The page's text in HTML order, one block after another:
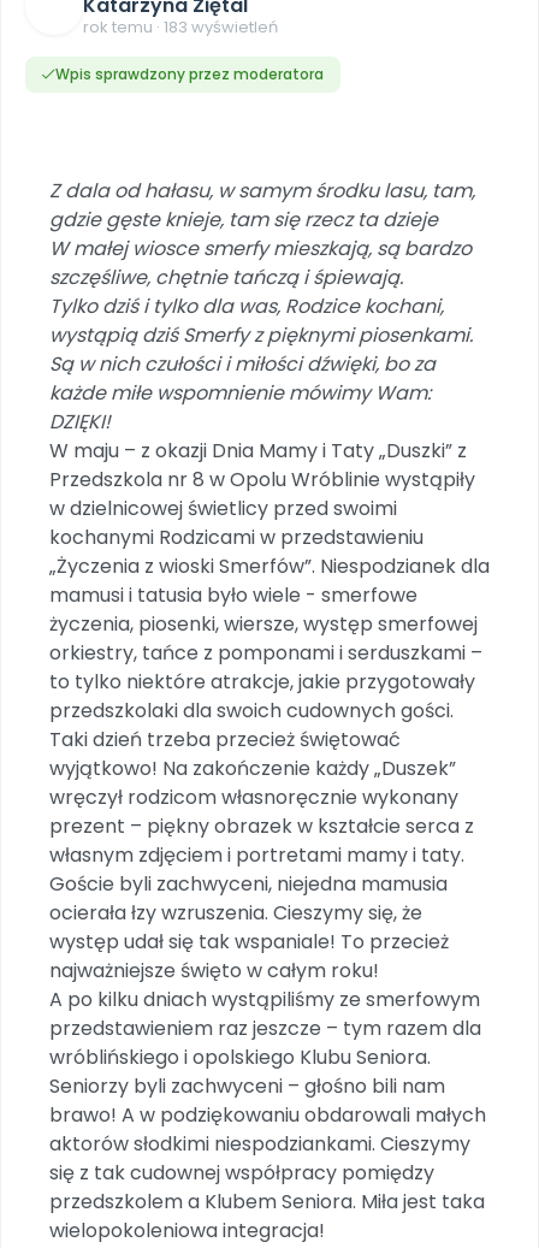
Scenariusze i artykuły
Pomoce dydaktyczne
Praca wychowawcza
Bliżejprzedszkolne zestawy
Zestawy do pobrania
POLECAMY
Wybierz prezent
Przy zamówieniu prenumeraty
Zaplanuj rok przedszkolny
Materiały na nowy rok
Archiwalne numery
Pomoc
Miesięczniki
Ebooki
Zamówienia hurtowe
NA SKRÓTY
Letnia wyprzedaż
Promocje w sklepie
Nowości
Zapowiedzi
Polecamy
Promocje
Konferencje
Spotkania na dużą skalę
POLECAMY
Akademia Muzyki i Ruchu
Szkolenia muzyczne
Ebooki
Nasze interaktywne ebooki
Pakiet bliżej MAX
Poznajemy regiony
Sensosmyki
Sprintem do maratonu
Ruch i motywacja
Bliżej Pieska
Pomoc zwierzętom
Książka (dla) Przedszkolaka
Promowanie czytelnictwa
SOCIAL MEDIA
Facebook
Aktualności
TikTok
Zobacz nas na TikToku
YouTube
Filmy edukacyjne
rok temu · 183 wyświetleń
Wpis sprawdzony przez moderatora
Z dala od hałasu, w samym środku lasu, tam,
gdzie gęste knieje, tam się rzecz ta dzieje
W małej wiosce smerfy mieszkają, są bardzo
szczęśliwe, chętnie tańczą i śpiewają.
Tylko dziś i tylko dla was, Rodzice kochani,
wystąpią dziś Smerfy z pięknymi piosenkami.
Są w nich czułości i miłości dźwięki, bo za
każde miłe wspomnienie mówimy Wam:
DZIĘKI!
W maju – z okazji Dnia Mamy i Taty „Duszki” z
Przedszkola nr 8 w Opolu Wróblinie wystąpiły
w dzielnicowej świetlicy przed swoimi
kochanymi Rodzicami w przedstawieniu
„Życzenia z wioski Smerfów”. Niespodzianek dla
mamusi i tatusia było wiele - smerfowe
życzenia, piosenki, wiersze, występ smerfowej
orkiestry, tańce z pomponami i serduszkami –
to tylko niektóre atrakcje, jakie przygotowały
przedszkolaki dla swoich cudownych gości.
Taki dzień trzeba przecież świętować
wyjątkowo! Na zakończenie każdy „Duszek”
wręczył rodzicom własnoręcznie wykonany
prezent – piękny obrazek w kształcie serca z
własnym zdjęciem i portretami mamy i taty.
Goście byli zachwyceni, niejedna mamusia
ocierała łzy wzruszenia. Cieszymy się, że
występ udał się tak wspaniale! To przecież
najważniejsze święto w całym roku!
A po kilku dniach wystąpiliśmy ze smerfowym
przedstawieniem raz jeszcze – tym razem dla
wróblińskiego i opolskiego Klubu Seniora.
Seniorzy byli zachwyceni – głośno bili nam
brawo! A w podziękowaniu obdarowali małych
aktorów słodkimi niespodziankami. Cieszymy
się z tak cudownej współpracy pomiędzy
przedszkolem a Klubem Seniora. Miła jest taka
wielopokoleniowa integracja!